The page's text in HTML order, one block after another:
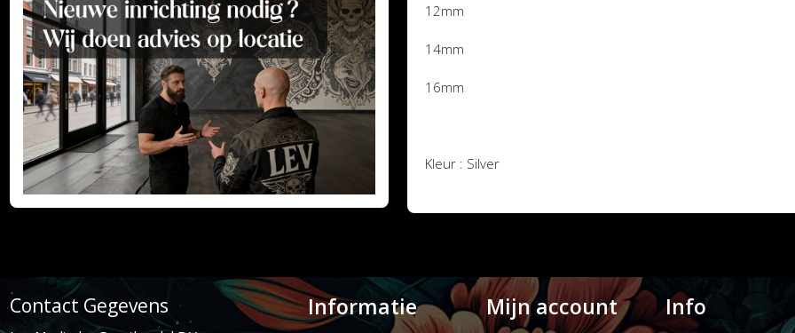
12mm
14mm
16mm
Kleur : Silver
Contact Gegevens Informatie Mijn account Info